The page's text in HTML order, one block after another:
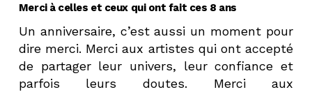
Merci à celles et ceux qui ont fait ces 8 ans
Un anniversaire, c’est aussi un moment pour
dire merci. Merci aux artistes qui ont accepté
de partager leur univers, leur confiance et
parfois leurs doutes. Merci aux